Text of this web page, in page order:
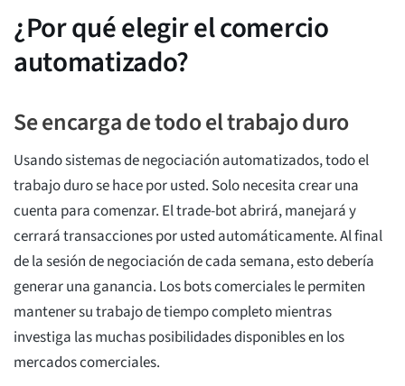
¿Por qué elegir el comercio
automatizado?
Se encarga de todo el trabajo duro
Usando sistemas de negociación automatizados, todo el
trabajo duro se hace por usted. Solo necesita crear una
cuenta para comenzar. El trade-bot abrirá, manejará y
cerrará transacciones por usted automáticamente. Al final
de la sesión de negociación de cada semana, esto debería
generar una ganancia. Los bots comerciales le permiten
mantener su trabajo de tiempo completo mientras
investiga las muchas posibilidades disponibles en los
mercados comerciales.